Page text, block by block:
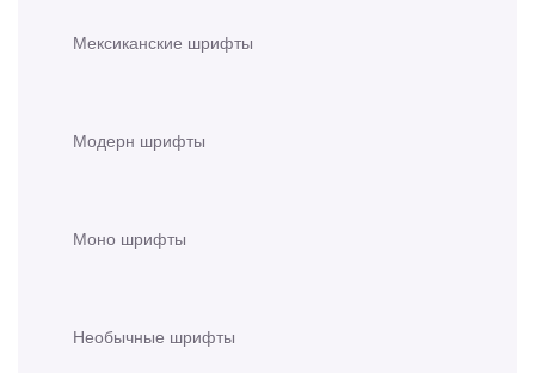
Мексиканские шрифты
Модерн шрифты
Моно шрифты
Необычные шрифты